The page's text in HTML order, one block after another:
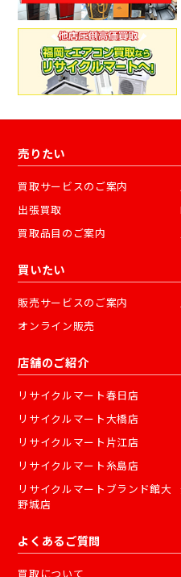
売りたい
買取サービスのご案内
出張買取
買取品目のご案内
買いたい
販売サービスのご案内
オンライン販売
店舗のご紹介
リサイクルマート春日店
リサイクルマート大橋店
リサイクルマート片江店
リサイクルマート糸島店
リサイクルマートブランド館大
野城店
よくあるご質問
買取について